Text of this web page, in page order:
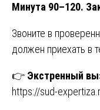
Минута 90–120.
Звоните в
должен приехать в
👉 Экстренный
https://sud-